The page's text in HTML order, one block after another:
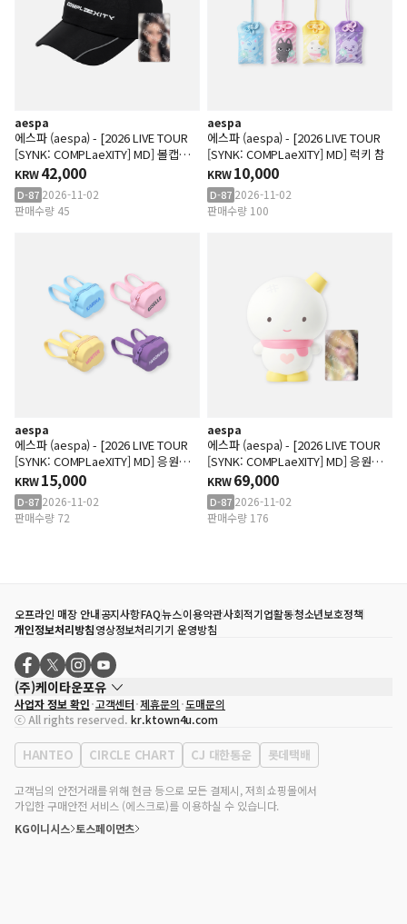
aespa
에스파 (aespa) - [2026 LIVE TOUR
[SYNK: COMPLaeXITY] MD] 볼캡
SET
KRW42,000
D-87 2026-11-02
판매수량 45
aespa
에스파 (aespa) - [2026 LIVE TOUR
[SYNK: COMPLaeXITY] MD] 럭키 참
KRW10,000
D-87 2026-11-02
판매수량 100
aespa
에스파 (aespa) - [2026 LIVE TOUR
[SYNK: COMPLaeXITY] MD] 응원봉
케이스 ACC
KRW15,000
D-87 2026-11-02
판매수량 72
aespa
에스파 (aespa) - [2026 LIVE TOUR
[SYNK: COMPLaeXITY] MD] 응원봉
케이스 SET_A ver. (COLOR)
KRW69,000
D-87 2026-11-02
판매수량 176
오프라인 매장 안내공지사항FAQ뉴스이용약관사회적기업활동청소년보호정책
개인정보처리방침영상정보처리기기 운영방침
(주)케이타운포유
대표자
송효민
사업자등록번호
120-87-71116
통신판매업 신고번호 제2011-서울강남-02223
대표전화
02-552-9855
사업자 정보 확인 고객센터 제휴문의 도매문의
ⓒ All rights reserved. kr.ktown4u.com
HANTEO CIRCLE CHART CJ 대한통운 롯데택배
고객님의 안전거래를 위해 현금 등으로 모든 결제시, 저희 쇼핑몰에서
가입한 구매안전 서비스 (에스크로)를 이용하실 수 있습니다.
KG이니시스 토스페이먼츠